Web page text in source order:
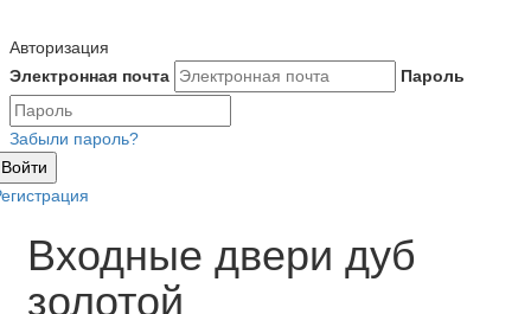
Авторизация
Электронная почта
Пароль
Забыли пароль?
Войти
Входные двери дуб
золотой